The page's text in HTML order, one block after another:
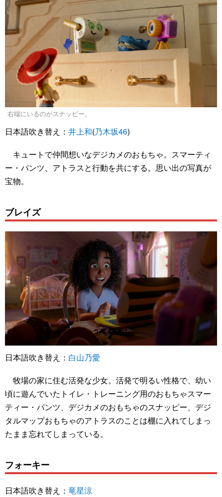
右端にいるのがスナッピー。
日本語吹き替え： 井上和(乃木坂46)
キュートで仲間想いなデジカメのおもちゃ。スマーティ
ー・パンツ、アトラスと行動を共にする。思い出の写真が
宝物。
ブレイズ
日本語吹き替え： 白山乃愛
牧場の家に住む活発な少女。活発で明るい性格で、幼い
頃に遊んでいたトイレ・トレーニング用のおもちゃスマー
ティー・パンツ、デジカメのおもちゃのスナッピー、デジ
タルマップおもちゃのアトラスのことは棚に入れてしまっ
たまま忘れてしまっている。
フォーキー
日本語吹き替え： 竜星涼